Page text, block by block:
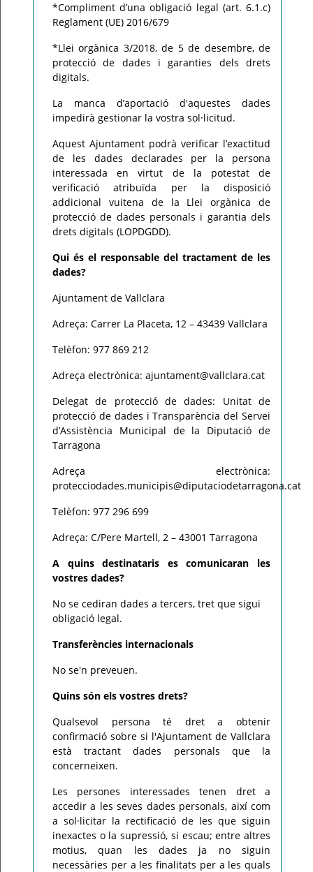
*Compliment d’una obligació legal (art. 6.1.c)
Reglament (UE) 2016/679
*Llei orgànica 3/2018, de 5 de desembre, de
protecció de dades i garanties dels drets
digitals.
La manca d’aportació d'aquestes dades
impedirà gestionar la vostra sol·licitud.
Aquest Ajuntament podrà verificar l’exactitud
de les dades declarades per la persona
interessada en virtut de la potestat de
verificació atribuïda per la disposició
addicional vuitena de la Llei orgànica de
protecció de dades personals i garantia dels
drets digitals (LOPDGDD).
Qui és el responsable del tractament de les
dades?
Ajuntament de Vallclara
Adreça: Carrer La Placeta, 12 – 43439 Vallclara
Telèfon: 977 869 212
Adreça electrònica: ajuntament@vallclara.cat
Delegat de protecció de dades: Unitat de
protecció de dades i Transparència del Servei
d’Assistència Municipal de la Diputació de
Tarragona
Adreça electrònica:
protecciodades.municipis@diputaciodetarragona.cat
Telèfon: 977 296 699
Adreça: C/Pere Martell, 2 – 43001 Tarragona
A quins destinataris es comunicaran les
vostres dades?
No se cediran dades a tercers, tret que sigui
obligació legal.
Transferències internacionals
No se'n preveuen.
Quins són els vostres drets?
Qualsevol persona té dret a obtenir
confirmació sobre si l'Ajuntament de Vallclara
està tractant dades personals que la
concerneixen.
Les persones interessades tenen dret a
accedir a les seves dades personals, així com
a sol·licitar la rectificació de les que siguin
inexactes o la supressió, si escau; entre altres
motius, quan les dades ja no siguin
necessàries per a les finalitats per a les quals